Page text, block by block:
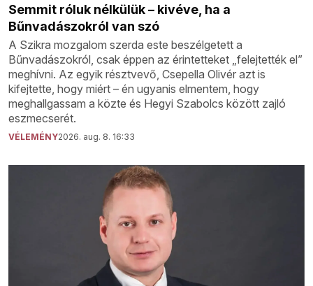
Semmit róluk nélkülük – kivéve, ha a
Bűnvadászokról van szó
A Szikra mozgalom szerda este beszélgetett a
Bűnvadászokról, csak éppen az érintetteket „felejtették el”
meghívni. Az egyik résztvevő, Csepella Olivér azt is
kifejtette, hogy miért – én ugyanis elmentem, hogy
meghallgassam a közte és Hegyi Szabolcs között zajló
eszmecserét.
VÉLEMÉNY2026. aug. 8. 16:33